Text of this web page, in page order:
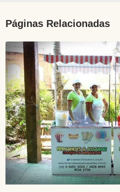
Páginas Relacionadas